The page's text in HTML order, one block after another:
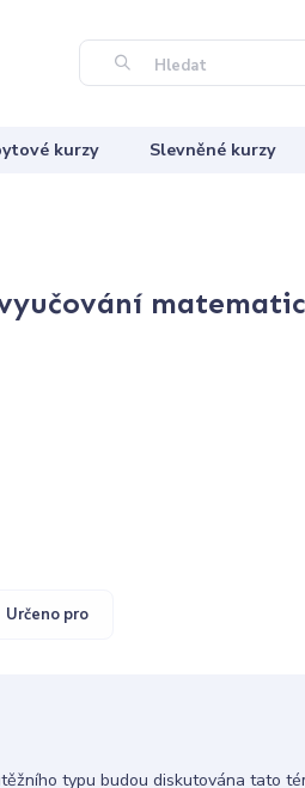
Hledat
kurzy Slevněné kurzy
Určeno pro
typu budou diskutována tato